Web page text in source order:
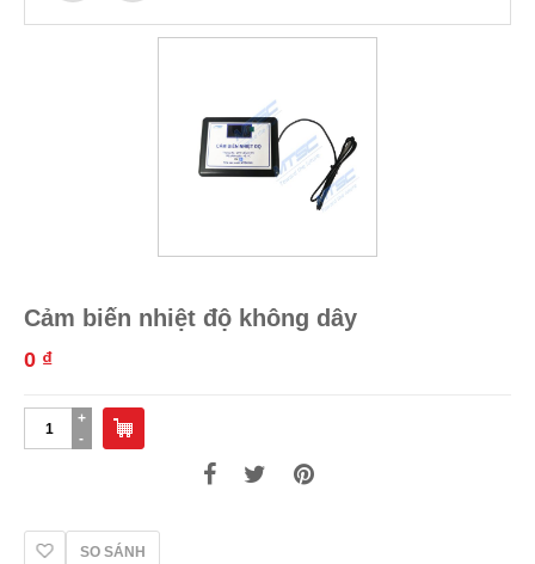
Cảm biến nhiệt độ không dây
0 ₫
dây
số
SO SÁNH